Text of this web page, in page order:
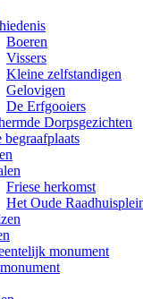
Boeren
Vissers
Kleine zelfstandigen
Gelovigen
De Erfgooiers
Dorpsgezichten
begraafplaats
Friese herkomst
Het Oude
monument